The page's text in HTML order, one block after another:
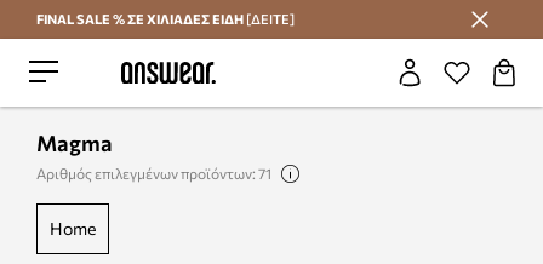
Εξοικονομήστε με το Answear Club
FINAL SALE % ΣΕ ΧΙΛΙΑΔΕΣ ΕΙΔΗ [ΔΕΙΤΕ]
Magma
Αριθμός επιλεγμένων προϊόντων: 71
home